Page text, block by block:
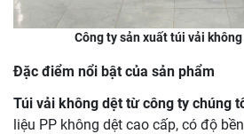
Công ty sản xuất túi vải
Đặc điểm nổi bật của sản phẩm
Túi vải không dệt từ công ty chúng
liệu PP không dệt cao cấp, có độ